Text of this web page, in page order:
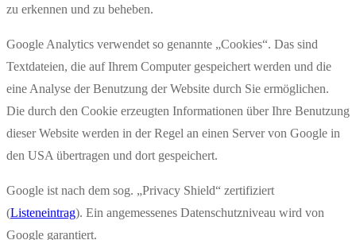
zu erkennen und zu beheben.
Google Analytics verwendet so genannte „Cookies“. Das sind
Textdateien, die auf Ihrem Computer gespeichert werden und die
eine Analyse der Benutzung der Website durch Sie ermöglichen.
Die durch den Cookie erzeugten Informationen über Ihre Benutzung
dieser Website werden in der Regel an einen Server von Google in
den USA übertragen und dort gespeichert.
Google ist nach dem sog. „Privacy Shield“ zertifiziert
(Listeneintrag). Ein angemessenes Datenschutzniveau wird von
Google garantiert.